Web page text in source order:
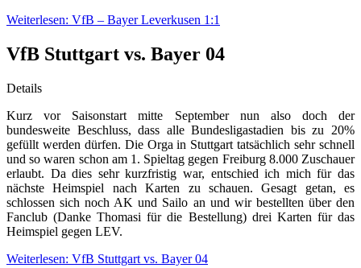
Weiterlesen: VfB – Bayer Leverkusen 1:1
VfB Stuttgart vs. Bayer 04
Details
Kurz vor Saisonstart mitte September nun also doch der
bundesweite Beschluss, dass alle Bundesligastadien bis zu 20%
gefüllt werden dürfen. Die Orga in Stuttgart tatsächlich sehr schnell
und so waren schon am 1. Spieltag gegen Freiburg 8.000 Zuschauer
erlaubt. Da dies sehr kurzfristig war, entschied ich mich für das
nächste Heimspiel nach Karten zu schauen. Gesagt getan, es
schlossen sich noch AK und Sailo an und wir bestellten über den
Fanclub (Danke Thomasi für die Bestellung) drei Karten für das
Heimspiel gegen LEV.
Weiterlesen: VfB Stuttgart vs. Bayer 04